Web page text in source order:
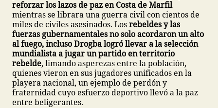
reforzar los lazos de paz en Costa de Marfil
mientras se librara una guerra civil con cientos de
miles de civiles asesinados. Losrebeldes y las
fuerzas gubernamentales no solo acordaron un alto
al fuego, incluso Drogba logró llevar a la selección
mundialista a jugar un partido en territorio
rebelde, limando asperezas entre la población,
quienes vieron en sus jugadores unificados en la
playera nacional, un ejemplo de perdón y
fraternidad cuyo esfuerzo deportivo llevó a la paz
entre beligerantes.